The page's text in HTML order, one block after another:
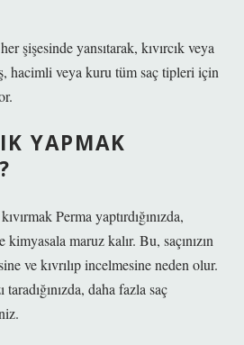
şişesinde yansıtarak, kıvırcık veya
hacimli veya kuru tüm saç tipleri için
YAPMAK
Perma yaptırdığınızda,
kimyasala maruz kalır. Bu, saçınızın
ve kıvrılıp incelmesine neden olur.
taradığınızda, daha fazla saç